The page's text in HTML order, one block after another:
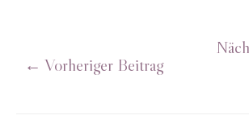
← Vorheriger Beitrag